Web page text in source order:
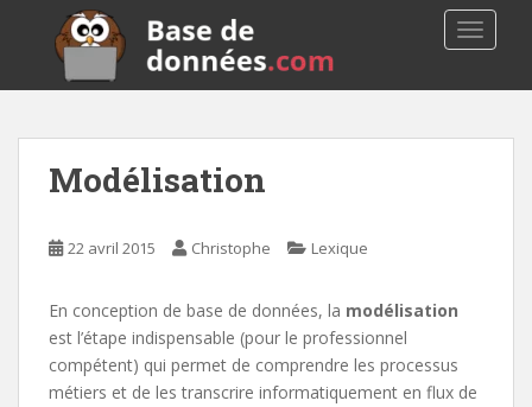
p
Modélisation
22 avril 2015 Christophe Lexique
En conception de base de données, la modélisation
est l’étape indispensable (pour le professionnel
compétent) qui permet de comprendre les processus
métiers et de les transcrire informatiquement en flux de